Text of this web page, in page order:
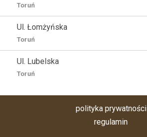
Toruń
Ul. Łomżyńska
Toruń
Ul. Lubelska
Toruń
polityka prywatności
regulamin